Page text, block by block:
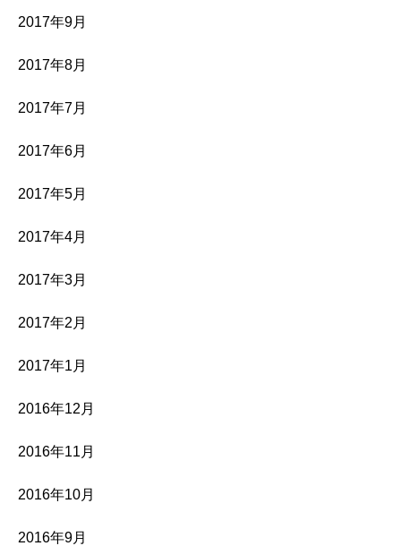
2017年9月
2017年8月
2017年7月
2017年6月
2017年5月
2017年4月
2017年3月
2017年2月
2017年1月
2016年12月
2016年11月
2016年10月
2016年9月